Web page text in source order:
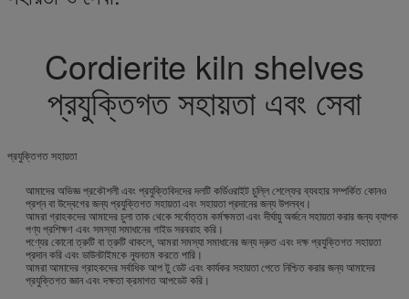
Cordierite kiln shelves
প্রযুক্তিগত সহায়তা এবং সেবা
প্রযুক্তিগত সহায়তা
আমাদের অভিজ্ঞ প্রকৌশলী এবং প্রযুক্তিবিদদের দলটি কর্ডিওরাইট চুল্লি শেল্ফের ব্যবহার সম্পর্কিত কোনও
প্রশ্ন বা উদ্বেগের জন্য প্রযুক্তিগত সহায়তা এবং সহায়তা প্রদানের জন্য উপলব্ধ।
আমরা গ্রাহকদের আমাদের চুলা তাক থেকে সর্বোত্তম কর্মক্ষমতা এবং দীর্ঘায়ু অর্জনে সহায়তা করার জন্য ব্যাপক
পণ্য প্রশিক্ষণ এবং সমস্যা সমাধানের গাইড সরবরাহ করি।
পণ্যের কোনো ত্রুটি বা ত্রুটি থাকলে, আমরা সমস্যা সমাধানের জন্য দ্রুত এবং দক্ষ প্রযুক্তিগত সহায়তা
প্রদান করি এবং ডাউনটাইমকে ন্যূনতম করতে পারি।
আমরা আমাদের গ্রাহকদের সর্বাধিক আপ টু ডেট এবং কার্যকর সহায়তা পেতে নিশ্চিত করার জন্য আমাদের
প্রযুক্তিগত জ্ঞান এবং দক্ষতা ক্রমাগত আপডেট করি।